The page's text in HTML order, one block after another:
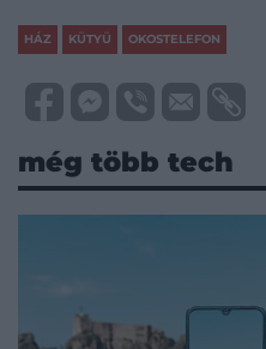
HÁZ KÜTYÜ OKOSTELEFON
még több tech